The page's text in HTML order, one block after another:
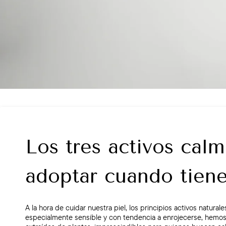
Los tres activos
adoptar cuando
A la hora de cuidar nuestra piel, los principios activos
especialmente sensible y con tendencia a enrojecerse,